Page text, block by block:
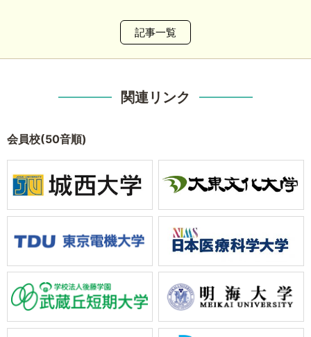
記事一覧
関連リンク
会員校(50音順)